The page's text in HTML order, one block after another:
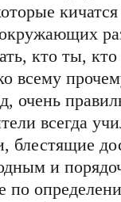
кто ты,
всему
очень
всегда
блестящие
и
по